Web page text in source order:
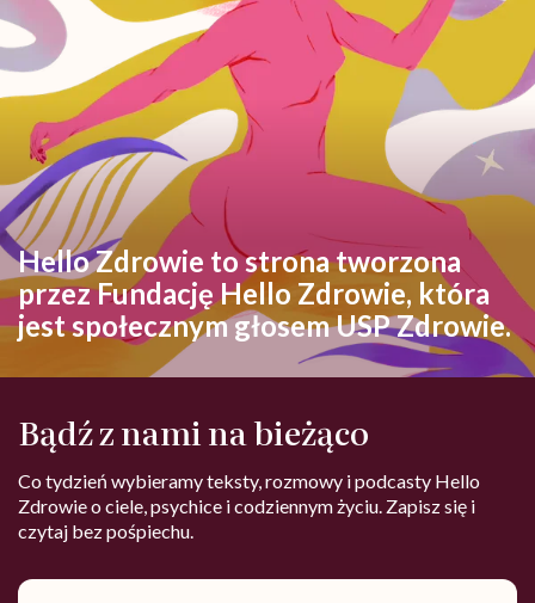
Hello Zdrowie to strona tworzona
przez Fundację Hello Zdrowie, która
jest społecznym głosem USP Zdrowie.
Bądź z nami na bieżąco
Co tydzień wybieramy teksty, rozmowy i podcasty Hello
Zdrowie o ciele, psychice i codziennym życiu. Zapisz się i
czytaj bez pośpiechu.
Adres